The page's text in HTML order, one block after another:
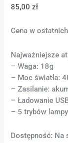
85,00zł
Cena w
Najważniejsze
– Waga: 18g
– Moc światła:
– Zasilanie:
– Ładowanie
– 5 trybów lampy
Dostępność: Na